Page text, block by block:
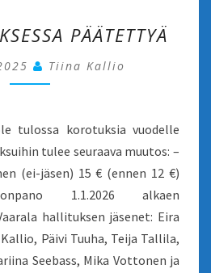
PÄÄTETTYÄPÄÄTETTYÄ
Tiina Kallio
tulossa korotuksia vuodelle
tulee seuraava muutos: –
(ei-jäsen) 15 € (ennen 12 €)
1.1.2026 alkaen
hallituksen jäsenet: Eira
Päivi Tuuha, Teija Tallila,
Seebass, Mika Vottonen ja